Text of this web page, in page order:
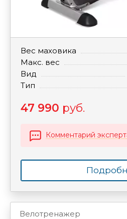
Вес маховика
Макс. вес
Вид
Тип
47 990 руб.
Комментарий
Велотренажер